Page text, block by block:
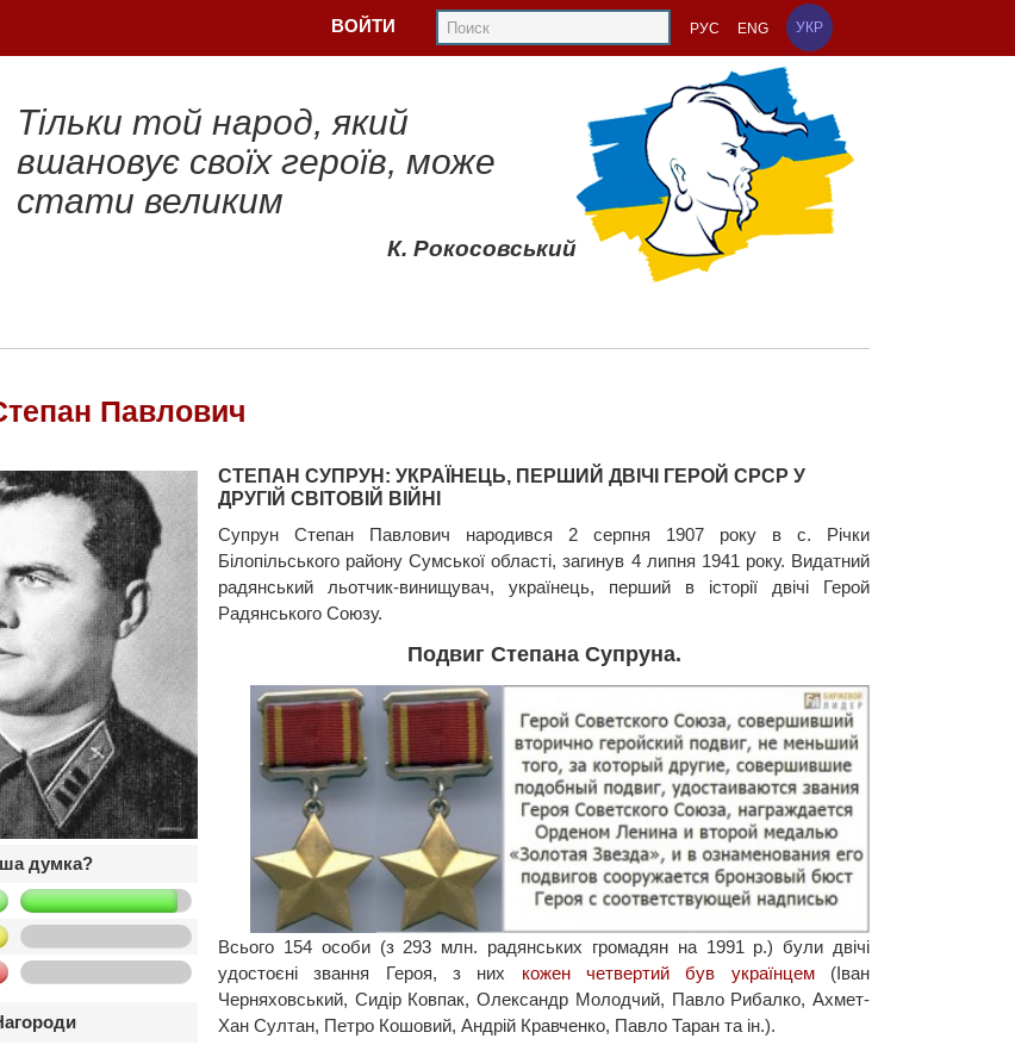
ВОЙТИ РУС ENG УКР
Тільки той народ, який
вшановує своїх героїв, може
стати великим
К. Рокосовський
Павлович
думка?
СТЕПАН СУПРУН: УКРАЇНЕЦЬ, ПЕРШИЙ ДВІЧІ ГЕРОЙ СРСР У
ДРУГІЙ СВІТОВІЙ ВІЙНІ
Супрун Степан Павлович народився 2 серпня 1907 року в с. Річки
Білопільського району Сумської області, загинув 4 липня 1941 року. Видатний
радянський льотчик-винищувач, українець, перший в історії двічі Герой
Радянського Союзу.
Подвиг Степана Супруна.
Всього 154 особи (з 293 млн. радянських громадян на 1991 р.) були двічі
удостоєні звання Героя, з них кожен четвертий був українцем(Іван
Черняховський, Сидір Ковпак, Олександр Молодчий, Павло Рибалко, Ахмет-
Хан Султан, Петро Кошовий, Андрій Кравченко, Павло Таран та ін.).